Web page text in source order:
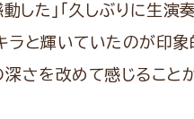
動した」「久しぶりに生
ラと輝いていたのが印象
さを改めて感じること